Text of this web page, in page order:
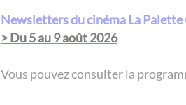
Newsletters du cinéma La Palette
> Du 5 au 9 août 2026
​​​​​​​​​​​​​​Vous pouvez consulter la